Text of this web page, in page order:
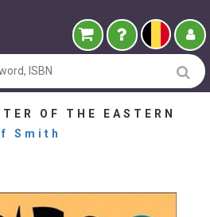
OF THE EASTERN
Smith